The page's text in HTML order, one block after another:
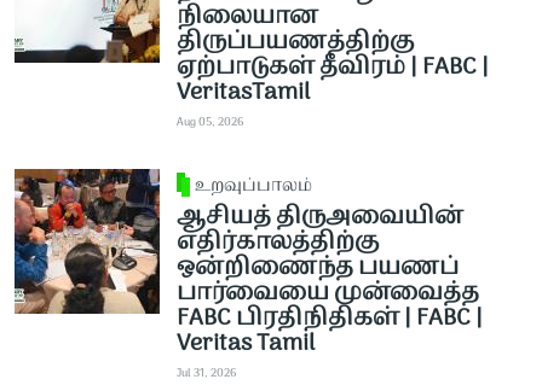
நிலையான
திருப்பயணத்திற்கு
ஏற்பாடுகள் தீவிரம் | FABC |
VeritasTamil
Aug 05, 2026
உறவுப்பாலம்
ஆசியத் திருஅவையின்
எதிர்காலத்திற்கு
ஒன்றிணைந்த பயணப்
பார்வையை முன்வைத்த
FABC பிரதிநிதிகள் | FABC |
Veritas Tamil
Jul 31, 2026